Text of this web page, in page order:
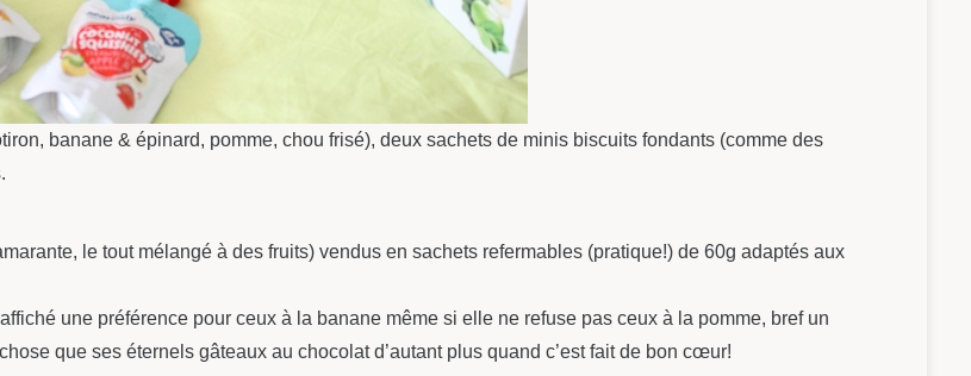
banane & épinard, pomme, chou frisé), deux sachets de minis biscuits fondants (comme des
le tout mélangé à des fruits) vendus en sachets refermables (pratique!) de 60g adaptés aux
une préférence pour ceux à la banane même si elle ne refuse pas ceux à la pomme, bref un
que ses éternels gâteaux au chocolat d’autant plus quand c’est fait de bon cœur!